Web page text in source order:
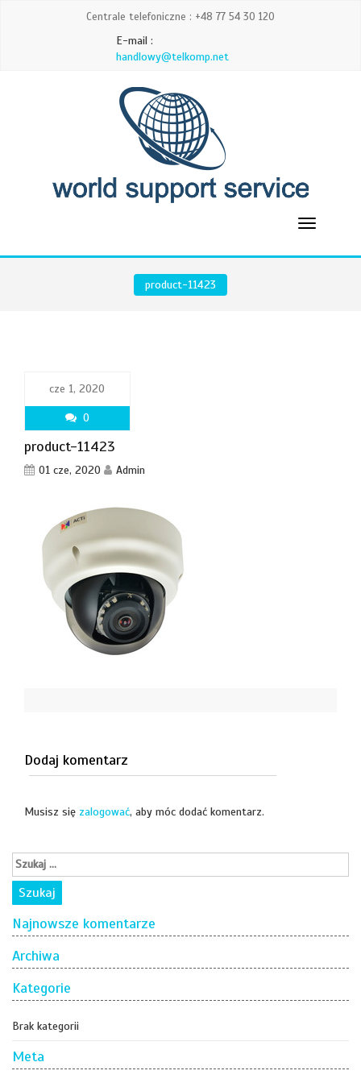
Centrale telefoniczne : +48 77 54 30 120
E-mail :
handlowy@telkomp.net
product-11423
cze 1, 2020
0
product-11423
01 cze, 2020 Admin
Dodaj komentarz
Musisz się zalogować, aby móc dodać komentarz.
Najnowsze komentarze
Archiwa
Kategorie
Brak kategorii
Meta